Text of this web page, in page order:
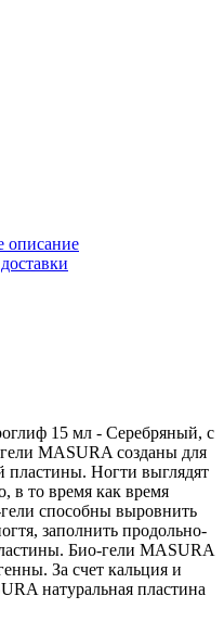
описание
15 мл - Серебряный, с
MASURA созданы для
пластины. Ногти выглядят
в то время как время
способны выровнить
заполнить продольно-
Био-гели MASURA
За счет кальция и
натуральная пластина